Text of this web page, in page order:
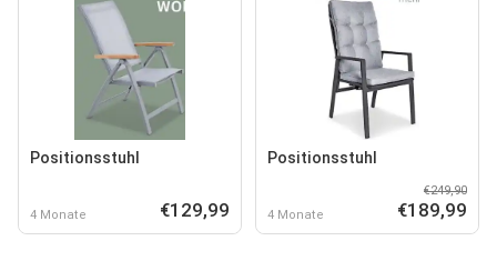
Positionsstuhl
4 Monate €129,99
Positionsstuhl
4 Monate
€249,90
€189,99